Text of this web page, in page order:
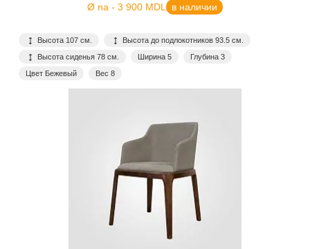
Ø na - 3 900 MDL в наличии
Высота 107 см.
Высота до подлокотников 93.5 см.
Высота сиденья 78 см.
Ширина 5
Глубина 3
Цвет Бежевый
Вес 8